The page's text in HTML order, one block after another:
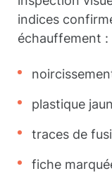
indices
échauffement :
plastique
traces de
fiche